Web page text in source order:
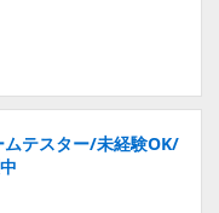
ムテスター/未経験OK/